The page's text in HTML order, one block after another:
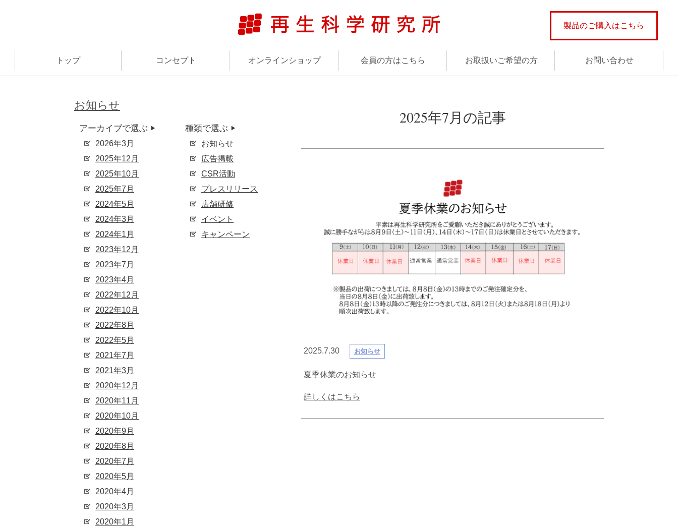
製品のご購入はこちら
トップ コンセプト オンラインショップ 会員の方はこちら お取扱いご希望の方 お問い合わせ
お知らせ
アーカイブで選ぶ ▶︎
2026年3月
2025年12月
2025年10月
2025年7月
2024年5月
2024年3月
2024年1月
2023年12月
2023年7月
2023年4月
2022年12月
2022年10月
2022年8月
2022年5月
2021年7月
2021年3月
2020年12月
2020年11月
2020年10月
2020年9月
2020年8月
2020年7月
2020年5月
2020年4月
2020年3月
2020年1月
種類で選ぶ ▶︎
お知らせ
広告掲載
CSR活動
プレスリリース
店舗研修
イベント
キャンペーン
2025年7月の記事
2025.7.30 お知らせ
夏季休業のお知らせ
詳しくはこちら